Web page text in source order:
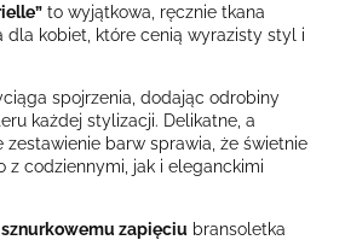
to wyjątkowa, ręcznie tkana
dla kobiet, które cenią wyrazisty styl i
spojrzenia, dodając odrobiny
każdej stylizacji. Delikatne, a
zestawienie barw sprawia, że świetnie
z codziennymi, jak i eleganckimi
zapięciu bransoletka